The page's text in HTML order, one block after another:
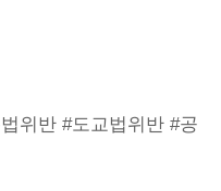
위반 #도교법위반 #공